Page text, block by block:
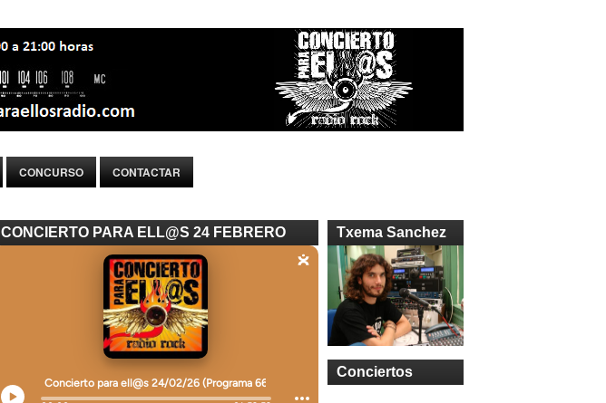
CONCURSO CONTACTAR
CONCIERTO PARA ELL@S 24 FEBRERO Txema Sanchez
Conciertos